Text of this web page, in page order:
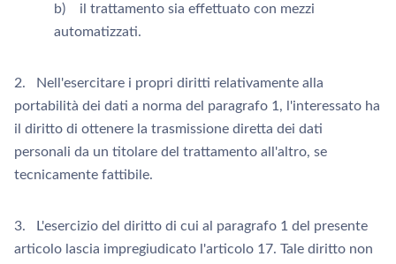
b) il trattamento sia effettuato con mezzi
automatizzati.
2. Nell'esercitare i propri diritti relativamente alla
portabilità dei dati a norma del paragrafo 1, l'interessato ha
il diritto di ottenere la trasmissione diretta dei dati
personali da un titolare del trattamento all'altro, se
tecnicamente fattibile.
3. L'esercizio del diritto di cui al paragrafo 1 del presente
articolo lascia impregiudicato l'articolo 17. Tale diritto non